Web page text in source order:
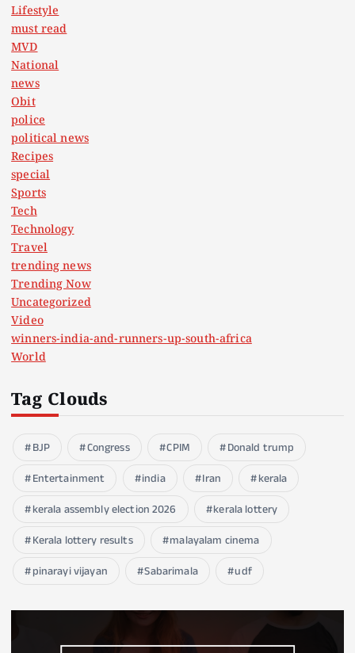
Lifestyle
must read
MVD
National
news
Obit
police
political news
Recipes
special
Sports
Tech
Technology
Travel
trending news
Trending Now
Uncategorized
Video
winners-india-and-runners-up-south-africa
World
Tag Clouds
BJP Congress CPIM
Donald trump
Entertainment
india Iran
kerala
kerala assembly election 2026
kerala lottery
Kerala lottery results
malayalam cinema
pinarayi vijayan
Sabarimala udf